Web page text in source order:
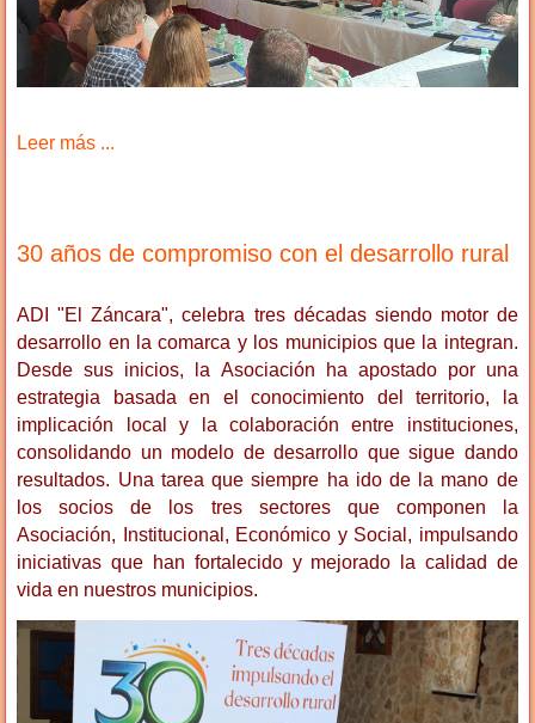
Leer más ...
30 años de compromiso con el desarrollo rural
ADI "El Záncara", celebra tres décadas siendo motor de
desarrollo en la comarca y los municipios que la integran.
Desde sus inicios, la Asociación ha apostado por una
estrategia basada en el conocimiento del territorio, la
implicación local y la colaboración entre instituciones,
consolidando un modelo de desarrollo que sigue dando
resultados. Una tarea que siempre ha ido de la mano de
los socios de los tres sectores que componen la
Asociación, Institucional, Económico y Social, impulsando
iniciativas que han fortalecido y mejorado la calidad de
vida en nuestros municipios.